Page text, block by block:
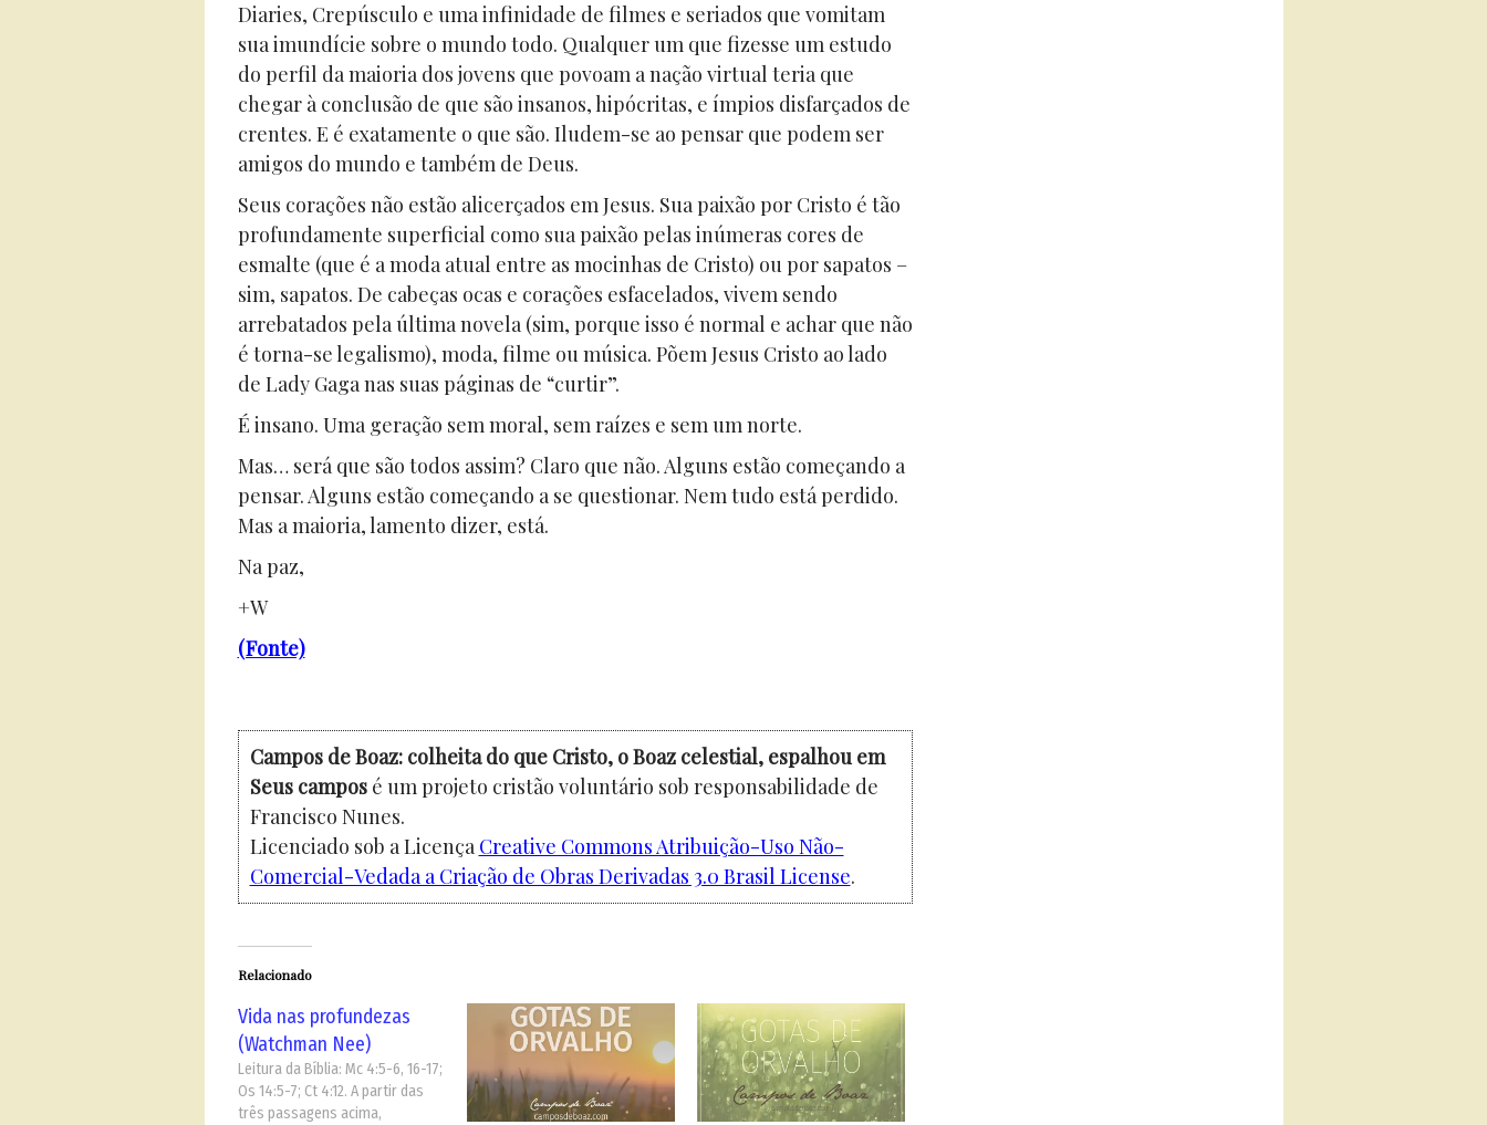
Diaries, Crepúsculo e uma infinidade de filmes e seriados que vomitam
sua imundície sobre o mundo todo. Qualquer um que fizesse um estudo
do perfil da maioria dos jovens que povoam a nação virtual teria que
chegar à conclusão de que são insanos, hipócritas, e ímpios disfarçados de
crentes. E é exatamente o que são. Iludem-se ao pensar que podem ser
amigos do mundo e também de Deus.
Seus corações não estão alicerçados em Jesus. Sua paixão por Cristo é tão
profundamente superficial como sua paixão pelas inúmeras cores de
esmalte (que é a moda atual entre as mocinhas de Cristo) ou por sapatos –
sim, sapatos. De cabeças ocas e corações esfacelados, vivem sendo
arrebatados pela última novela (sim, porque isso é normal e achar que não
é torna-se legalismo), moda, filme ou música. Põem Jesus Cristo ao lado
de Lady Gaga nas suas páginas de “curtir”.
É insano. Uma geração sem moral, sem raízes e sem um norte.
Mas… será que são todos assim? Claro que não. Alguns estão começando a
pensar. Alguns estão começando a se questionar. Nem tudo está perdido.
Mas a maioria, lamento dizer, está.
Na paz,
+W
(Fonte)
Campos de Boaz: colheita do que Cristo, o Boaz celestial, espalhou em
Seus camposé um projeto cristão voluntário sob responsabilidade de
Francisco Nunes.
Licenciado sob a Licença Creative Commons Atribuição-Uso Não-
Comercial-Vedada a Criação de Obras Derivadas 3.0 Brasil License.
Relacionado
Vida nas profundezas
(Watchman Nee)
Leitura da Bíblia: Mc 4:5-6, 16-17;
Os 14:5-7; Ct 4:12. A partir das
três passagens acima,